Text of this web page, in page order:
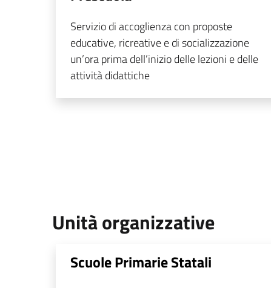
Servizio di accoglienza con proposte
educative, ricreative e di socializzazione
un’ora prima dell’inizio delle lezioni e delle
attività didattiche
Unità organizzative
Scuole Primarie Statali